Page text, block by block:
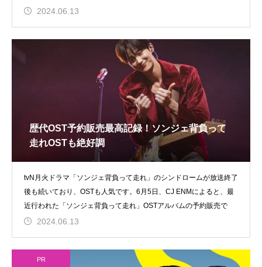
を行2024.06.13
歴代OST予約販売最高記録！ソンジェ背負って
走れOSTも絶好調
tvN月火ドラマ「ソンジェ背負って走れ」のシンドロームが放送終了
後も続いており、OSTも人気です。6月5日、CJ ENMによると、最
近行われた「ソンジェ背負って走れ」OSTアルバムの予約販売で
2024.06.13
PR